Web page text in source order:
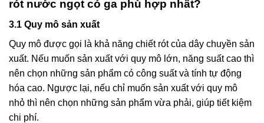
rót nước ngọt có ga phù hợp nhất?
3.1 Quy mô sản xuất
Quy mô được gọi là khả năng chiết rót của dây chuyền sản
xuất. Nếu muốn sản xuất với quy mô lớn, năng suất cao thì
nên chọn những sản phẩm có công suất và tính tự động
hóa cao. Ngược lại, nếu chỉ muốn sản xuất với quy mô
nhỏ thì nên chọn những sản phẩm vừa phải, giúp tiết kiệm
chi phí.